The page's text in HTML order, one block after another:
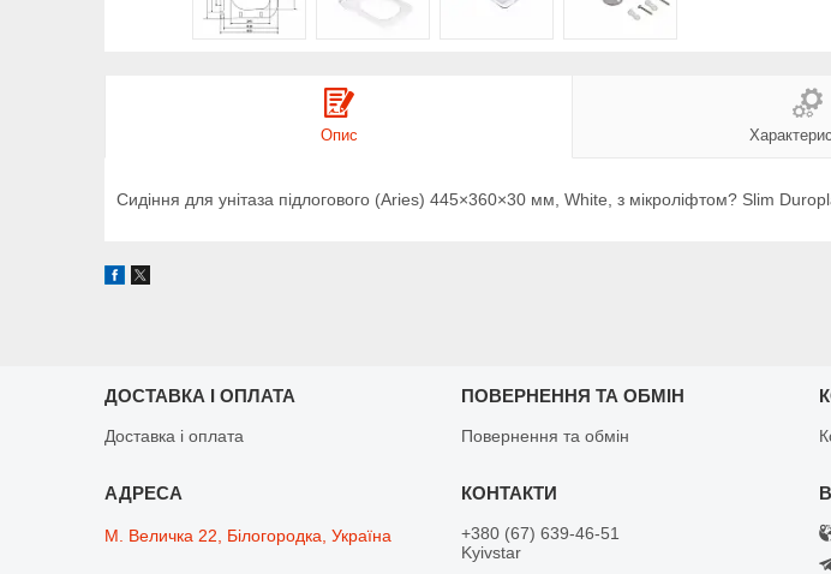
Опис
Сидіння для унітаза підлогового (Aries) 445×360×30 мм, White, з мікроліфтом? Slim
ДОСТАВКА І ОПЛАТА
Доставка і оплата
ПОВЕРНЕННЯ ТА ОБМІН
Повернення та обмін
М. Величка 22, Білогородка, Україна
+380 (67) 639-46-51
Kyivstar